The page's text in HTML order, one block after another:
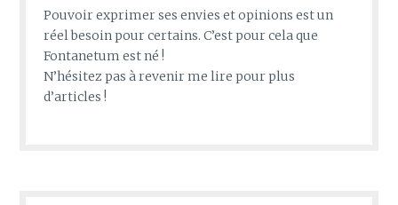
Pouvoir exprimer ses envies et opinions est un
réel besoin pour certains. C’est pour cela que
Fontanetum est né !
N’hésitez pas à revenir me lire pour plus
d’articles !